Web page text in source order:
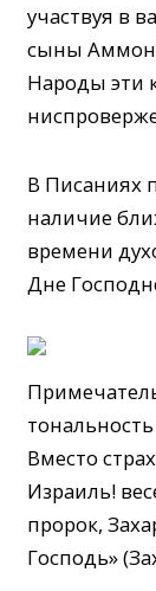
участвуя в
сыны
Народы эти
В Писаниях
наличие
времени
Дне
Вместо
Израиль!
пророк,
Господь»